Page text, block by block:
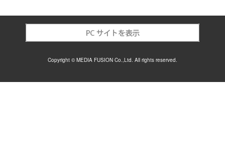
Copyright © MEDIA FUSION Co.,Ltd. All rights reserved.